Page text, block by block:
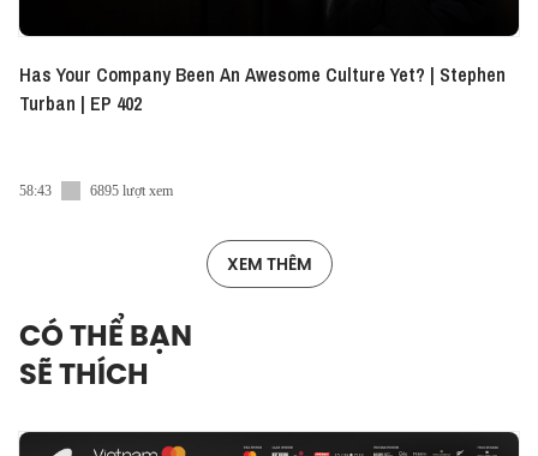
Has Your Company Been An Awesome Culture Yet? | Stephen
Turban | EP 402
58:43 6895 lượt xem
XEM THÊM
CÓ THỂ BẠN
SẼ THÍCH